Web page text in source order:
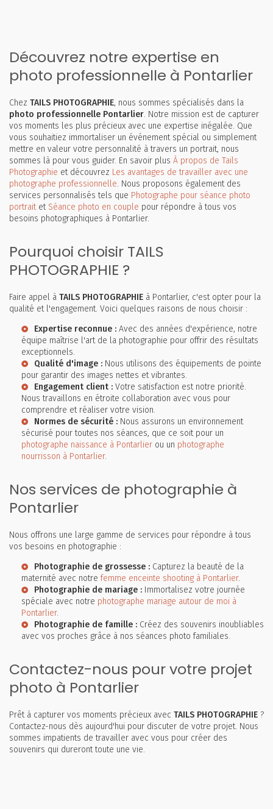
Découvrez notre expertise en
photo professionnelle à Pontarlier
Chez TAILS PHOTOGRAPHIE, nous sommes spécialisés dans la
photo professionnelle Pontarlier. Notre mission est de capturer
vos moments les plus précieux avec une expertise inégalée. Que
vous souhaitiez immortaliser un événement spécial ou simplement
mettre en valeur votre personnalité à travers un portrait, nous
sommes là pour vous guider. En savoir plus À propos de Tails
Photographie et découvrez Les avantages de travailler avec une
photographe professionnelle. Nous proposons également des
services personnalisés tels que Photographe pour séance photo
portraitet Séance photo en couple pour répondre à tous vos
besoins photographiques à Pontarlier.
Pourquoi choisir TAILS
PHOTOGRAPHIE ?
Faire appel à TAILS PHOTOGRAPHIE à Pontarlier, c'est opter pour la
qualité et l'engagement. Voici quelques raisons de nous choisir :
Expertise reconnue : Avec des années d'expérience, notre
équipe maîtrise l'art de la photographie pour offrir des résultats
exceptionnels.
Qualité d'image : Nous utilisons des équipements de pointe
pour garantir des images nettes et vibrantes.
Engagement client : Votre satisfaction est notre priorité.
Nous travaillons en étroite collaboration avec vous pour
comprendre et réaliser votre vision.
Normes de sécurité : Nous assurons un environnement
sécurisé pour toutes nos séances, que ce soit pour un
photographe naissance à Pontarlier ou un photographe
nourrisson à Pontarlier.
Nos services de photographie à
Pontarlier
Nous offrons une large gamme de services pour répondre à tous
vos besoins en photographie :
Photographie de grossesse : Capturez la beauté de la
maternité avec notrefemme enceinte shooting à Pontarlier.
Photographie de mariage : Immortalisez votre journée
spéciale avec notre photographe mariage autour de moi à
Pontarlier.
Photographie de famille : Créez des souvenirs inoubliables
avec vos proches grâce à nos séances photo familiales.
Contactez-nous pour votre projet
photo à Pontarlier
Prêt à capturer vos moments précieux avec TAILS PHOTOGRAPHIE ?
Contactez-nous dès aujourd'hui pour discuter de votre projet. Nous
sommes impatients de travailler avec vous pour créer des
souvenirs qui dureront toute une vie.